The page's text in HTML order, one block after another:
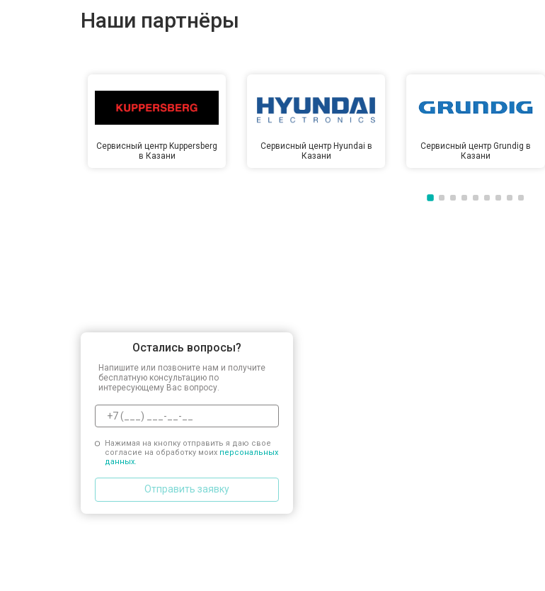
Наши партнёры
Сервисный центр Kuppersberg
в Казани
Сервисный центр Hyundai в
Казани
Сервисный центр Grundig в
Казани
Остались вопросы?
Напишите или позвоните нам и получите
бесплатную консультацию по
интересующему Вас вопросу.
Нажимая на кнопку отправить я даю свое
согласие на обработку моих персональных
данных.
Отправить заявку